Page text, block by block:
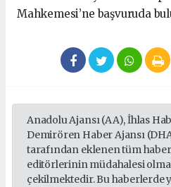
Mahkemesi’ne başvuruda
Anadolu Ajansı (AA), İhlas
Demirören Haber Ajansı
tarafından eklenen tüm
editörlerinin müdahalesi
çekilmektedir. Bu haberlerde